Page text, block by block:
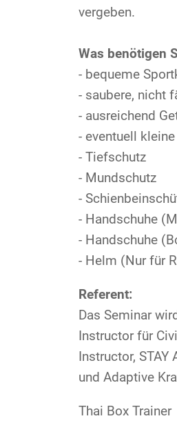
vergeben.
Was benötigen
- bequeme
- saubere, nicht
- ausreichend
- eventuell
- Tiefschutz
- Mundschutz
-
- Handschuhe
- Handschuhe
- Helm (Nur für
Referent:
Das Seminar
Instructor für
Instructor,
und Adaptive
Thai Box Trainer